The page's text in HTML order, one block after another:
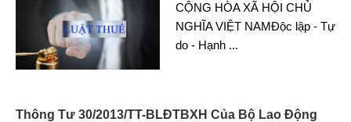
CỘNG HÒA XÃ HỘI CHỦ
NGHĨA VIỆT NAMĐộc lập - Tự
do - Hạnh ...
Thông Tư 30/2013/TT-BLĐTBXH Của Bộ Lao Động